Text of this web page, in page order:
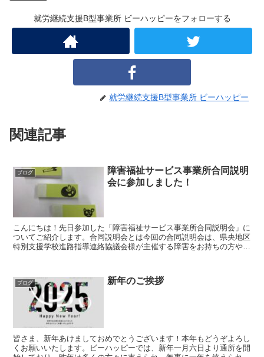
就労継続支援B型事業所 ビーハッピーをフォローする
就労継続支援B型事業所 ビーハッピー
関連記事
ブログ
障害福祉サービス事業所合同説明
会に参加しました！
こんにちは！先日参加した「障害福祉サービス事業所合同説明会」に
ついてご紹介します。合同説明会とは今回の合同説明会は、県央地区
特別支援学校進路指導連絡協議会様が主催する障害をお持ちの方やご
ブログ 新年のご挨拶
皆さま、新年あけましておめでとうございます！本年もどうぞよろし
くお願いいたします。ビーハッピーでは、新年一月六日より通所を開